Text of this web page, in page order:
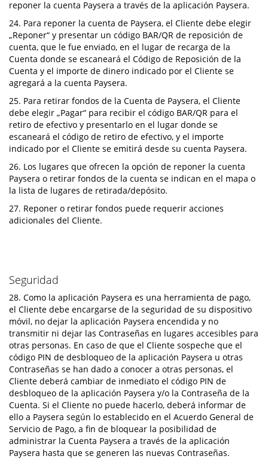
reponer la cuenta Paysera a través de la aplicación Paysera.
24. Para reponer la cuenta de Paysera, el Cliente debe elegir
„Reponer“ y presentar un código BAR/QR de reposición de
cuenta, que le fue enviado, en el lugar de recarga de la
Cuenta donde se escaneará el Código de Reposición de la
Cuenta y el importe de dinero indicado por el Cliente se
agregará a la cuenta Paysera.
25. Para retirar fondos de la Cuenta de Paysera, el Cliente
debe elegir „Pagar“ para recibir el código BAR/QR para el
retiro de efectivo y presentarlo en el lugar donde se
escaneará el código de retiro de efectivo, y el importe
indicado por el Cliente se emitirá desde su cuenta Paysera.
26. Los lugares que ofrecen la opción de reponer la cuenta
Paysera o retirar fondos de la cuenta se indican en el mapa o
la lista de lugares de retirada/depósito.
27. Reponer o retirar fondos puede requerir acciones
adicionales del Cliente.
Seguridad
28. Como la aplicación Paysera es una herramienta de pago,
el Cliente debe encargarse de la seguridad de su dispositivo
móvil, no dejar la aplicación Paysera encendida y no
transmitir ni dejar las Contraseñas en lugares accesibles para
otras personas. En caso de que el Cliente sospeche que el
código PIN de desbloqueo de la aplicación Paysera u otras
Contraseñas se han dado a conocer a otras personas, el
Cliente deberá cambiar de inmediato el código PIN de
desbloqueo de la aplicación Paysera y/o la Contraseña de la
Cuenta. Si el Cliente no puede hacerlo, deberá informar de
ello a Paysera según lo establecido en el Acuerdo General de
Servicio de Pago, a fin de bloquear la posibilidad de
administrar la Cuenta Paysera a través de la aplicación
Paysera hasta que se generen las nuevas Contraseñas.